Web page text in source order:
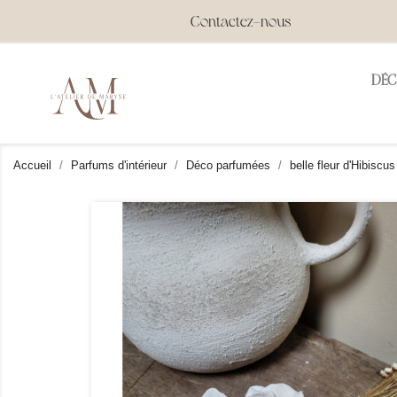
Contactez-nous
Accueil Parfums d'intérieur Déco parfumées belle fleur